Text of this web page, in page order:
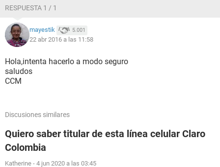
RESPUESTA 1 / 1
mayestik 5.001
22 abr 2016 a las 11:58
Hola,intenta hacerlo a modo seguro
saludos
CCM
Discusiones similares
Quiero saber titular de esta línea celular Claro
Colombia
Katherine - 4 jun 2020 a las 03:45